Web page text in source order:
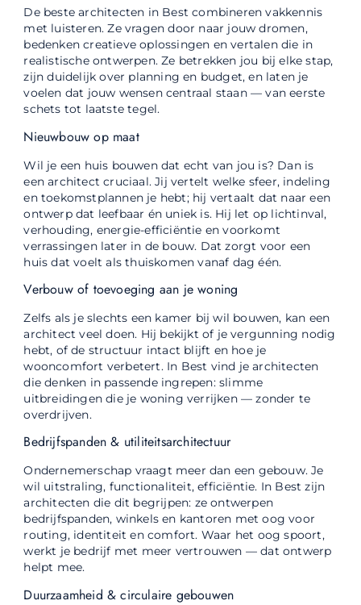
De beste architecten in Best combineren vakkennis
met luisteren. Ze vragen door naar jouw dromen,
bedenken creatieve oplossingen en vertalen die in
realistische ontwerpen. Ze betrekken jou bij elke stap,
zijn duidelijk over planning en budget, en laten je
voelen dat jouw wensen centraal staan — van eerste
schets tot laatste tegel.
Nieuwbouw op maat
Wil je een huis bouwen dat echt van jou is? Dan is
een architect cruciaal. Jij vertelt welke sfeer, indeling
en toekomstplannen je hebt; hij vertaalt dat naar een
ontwerp dat leefbaar én uniek is. Hij let op lichtinval,
verhouding, energie-efficiëntie en voorkomt
verrassingen later in de bouw. Dat zorgt voor een
huis dat voelt als thuiskomen vanaf dag één.
Verbouw of toevoeging aan je woning
Zelfs als je slechts een kamer bij wil bouwen, kan een
architect veel doen. Hij bekijkt of je vergunning nodig
hebt, of de structuur intact blijft en hoe je
wooncomfort verbetert. In Best vind je architecten
die denken in passende ingrepen: slimme
uitbreidingen die je woning verrijken — zonder te
overdrijven.
Bedrijfspanden & utiliteitsarchitectuur
Ondernemerschap vraagt meer dan een gebouw. Je
wil uitstraling, functionaliteit, efficiëntie. In Best zijn
architecten die dit begrijpen: ze ontwerpen
bedrijfspanden, winkels en kantoren met oog voor
routing, identiteit en comfort. Waar het oog spoort,
werkt je bedrijf met meer vertrouwen — dat ontwerp
helpt mee.
Duurzaamheid & circulaire gebouwen